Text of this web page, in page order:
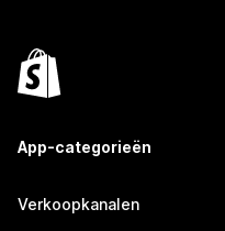
App-categorieën
Verkoopkanalen